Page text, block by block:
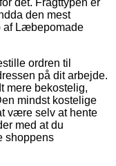
den mest
af Læbepomade
ordren til
på dit arbejde.
mere bekostelig,
mindst kostelige
være selv at hente
med at du
shoppens